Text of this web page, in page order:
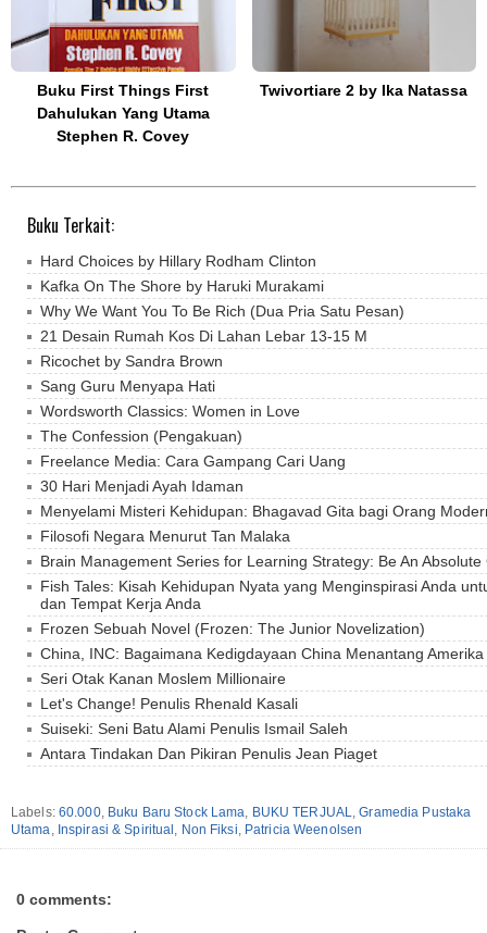
Buku First Things First
Dahulukan Yang Utama
Stephen R. Covey
Twivortiare 2 by Ika Natassa
Buku Terkait:
Hard Choices by Hillary Rodham Clinton
Kafka On The Shore by Haruki Murakami
Why We Want You To Be Rich (Dua Pria Satu Pesan)
21 Desain Rumah Kos Di Lahan Lebar 13-15 M
Ricochet by Sandra Brown
Sang Guru Menyapa Hati
Wordsworth Classics: Women in Love
The Confession (Pengakuan)
Freelance Media: Cara Gampang Cari Uang
30 Hari Menjadi Ayah Idaman
Menyelami Misteri Kehidupan: Bhagavad Gita bagi Orang
Filosofi Negara Menurut Tan Malaka
Brain Management Series for Learning Strategy: Be An Absolute
Fish Tales: Kisah Kehidupan Nyata yang Menginspirasi Anda
dan Tempat Kerja Anda
Frozen Sebuah Novel (Frozen: The Junior Novelization)
China, INC: Bagaimana Kedigdayaan China Menantang
Seri Otak Kanan Moslem Millionaire
Let's Change! Penulis Rhenald Kasali
Suiseki: Seni Batu Alami Penulis Ismail Saleh
Antara Tindakan Dan Pikiran Penulis Jean Piaget
Labels: 60.000, Buku Baru Stock Lama, BUKU TERJUAL,Gramedia Pustaka
Utama, Inspirasi & Spiritual , Non Fiksi, Patricia Weenolsen
0 comments: